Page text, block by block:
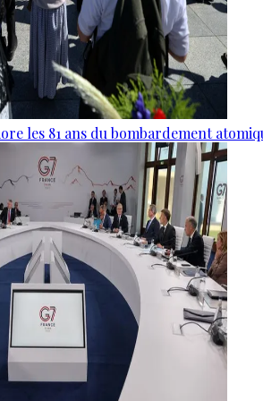
les 81 ans du bombardement